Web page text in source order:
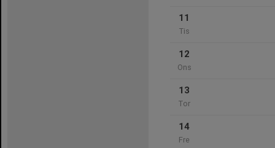
11
Tis
12
Ons
13
Tor
14
Fre